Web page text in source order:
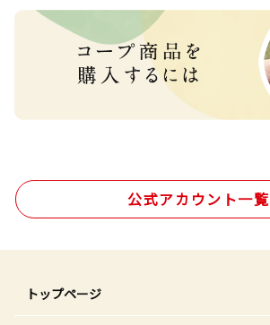
公式アカウント一覧
トップページ